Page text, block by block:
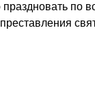
по